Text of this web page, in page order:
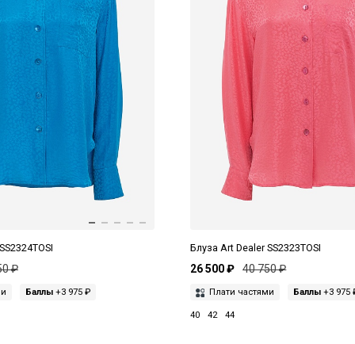
₽
Баллы +3 975 ₽
Блуза Art Dealer SS2323TOSI
26 500 ₽ 40 750 ₽
Плати частями Баллы +3 975
40 42 44